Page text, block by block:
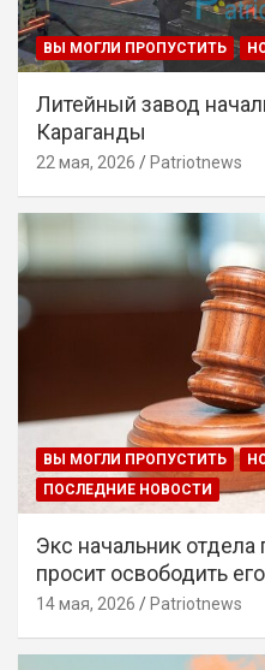
ВЫ МОГЛИ ПРОПУСТИТЬ
Литейный завод
Караганды
22 мая, 2026 Patriotnews
ВЫ МОГЛИ ПРОПУСТИТЬ
ПОСЛЕДНИЕ НОВОСТИ
Экс начальник
просит освободить его
14 мая, 2026 Patriotnews